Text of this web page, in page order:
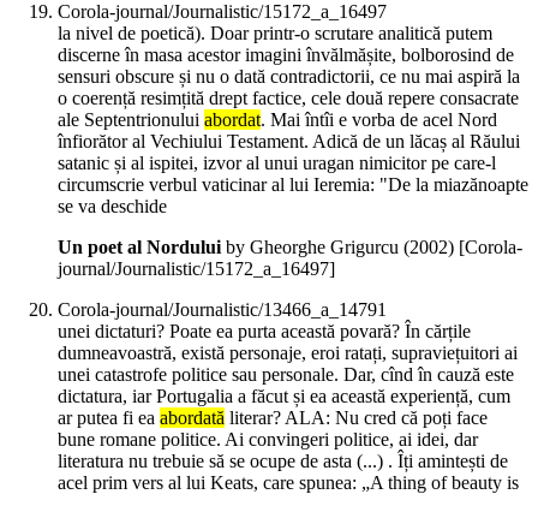
Corola-journal/Journalistic/15172_a_16497
la nivel de poetică). Doar printr-o scrutare analitică putem
discerne în masa acestor imagini învălmășite, bolborosind de
sensuri obscure și nu o dată contradictorii, ce nu mai aspiră la
o coerență resimțită drept factice, cele două repere consacrate
ale Septentrionului abordat. Mai întîi e vorba de acel Nord
înfiorător al Vechiului Testament. Adică de un lăcaș al Răului
satanic și al ispitei, izvor al unui uragan nimicitor pe care-l
circumscrie verbul vaticinar al lui Ieremia: "De la miazănoapte
se va deschide
Un poet al Norduluiby Gheorghe Grigurcu (2002) [Corola-
journal/Journalistic/15172_a_16497]
Corola-journal/Journalistic/13466_a_14791
unei dictaturi? Poate ea purta această povară? În cărțile
dumneavoastră, există personaje, eroi ratați, supraviețuitori ai
unei catastrofe politice sau personale. Dar, cînd în cauză este
dictatura, iar Portugalia a făcut și ea această experiență, cum
ar putea fi ea abordată literar? ALA: Nu cred că poți face
bune romane politice. Ai convingeri politice, ai idei, dar
literatura nu trebuie să se ocupe de asta (...) . Îți amintești de
acel prim vers al lui Keats, care spunea: „A thing of beauty is